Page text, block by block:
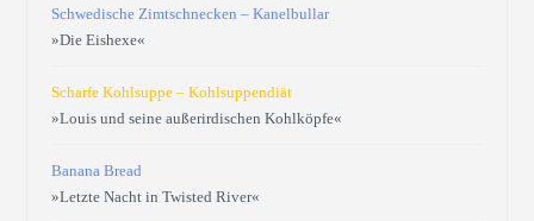
Schwedische Zimtschnecken – Kanelbullar
»Die Eishexe«
Scharfe Kohlsuppe – Kohlsuppendiät
»Louis und seine außerirdischen Kohlköpfe«
Banana Bread
»Letzte Nacht in Twisted River«